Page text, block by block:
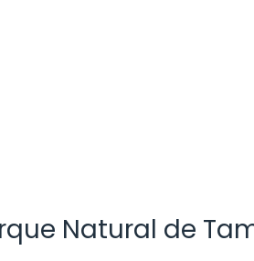
Natural de